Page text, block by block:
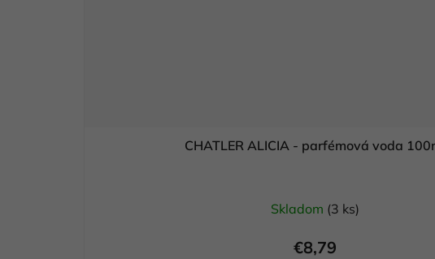
CHATLER ALICIA - parfémová voda
Skladom (3 ks)
€8,79